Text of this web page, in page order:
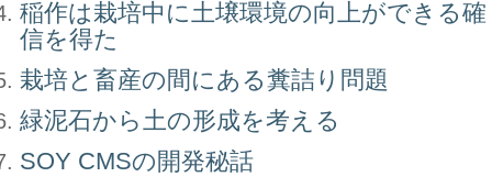
稲作は栽培中に土壌環境の向上ができる確
信を得た
栽培と畜産の間にある糞詰り問題
緑泥石から土の形成を考える
SOY CMSの開発秘話